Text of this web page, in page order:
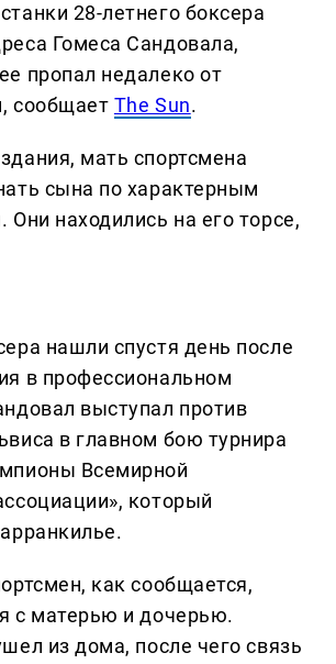
28-летнего боксера
Гомеса Сандовала,
пропал недалеко от
сообщает The Sun.
мать спортсмена
сына по характерным
Они находились на его торсе,
нашли спустя день после
в профессиональном
выступал против
в главном бою турнира
Всемирной
который
как сообщается,
с матерью и дочерью.
из дома, после чего связь